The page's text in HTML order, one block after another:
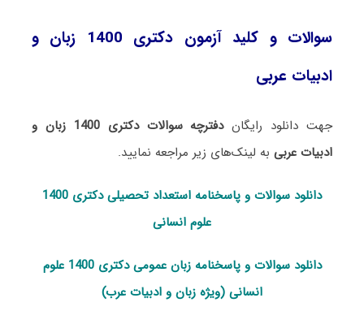
سوالات و کلید آزمون دکتری 1400 زبان و
ادبیات عربی
جهت دانلود رایگان
دفترچه سوالات دکتری 1400 زبان و
ادبیات عربیبه لینک‌های زیر مراجعه نمایید.
دانلود سوالات و پاسخنامه استعداد تحصیلی دکتری 1400
علوم انسانی
دانلود سوالات و پاسخنامه زبان عمومی دکتری 1400 علوم
انسانی (ویژه زبان و ادبیات عرب)